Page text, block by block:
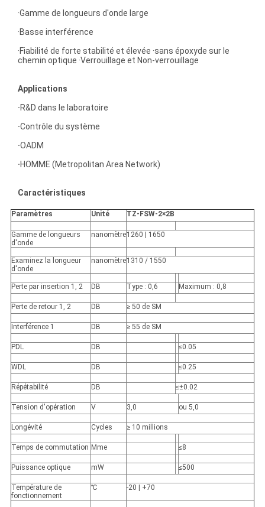
·Gamme de longueurs d'onde large
·Basse interférence
·Fiabilité de forte stabilité et élevée ·sans époxyde sur le
chemin optique ·Verrouillage et Non-verrouillage
Applications
·R&D dans le laboratoire
·Contrôle du système
·OADM
·HOMME (Metropolitan Area Network)
Caractéristiques
Paramètres Unité TZ-FSW-2×2B
Gamme de longueurs
d'onde
nanomètre1260 | 1650
Examinez la longueur
d'onde
nanomètre1310 / 1550
Perte par insertion 1, 2 DB Type : 0,6 Maximum : 0,8
Perte de retour 1, 2 DB ≥ 50 de SM
Interférence 1 DB ≥ 55 de SM
PDL DB ≤0.05
WDL DB ≤0.25
Répétabilité DB ≤±0.02
Tension d'opération V 3,0 ou 5,0
Longévité Cycles ≥ 10 millions
Temps de commutation Mme ≤8
Puissance optique mW ≤500
Température de
fonctionnement
℃ -20 | +70